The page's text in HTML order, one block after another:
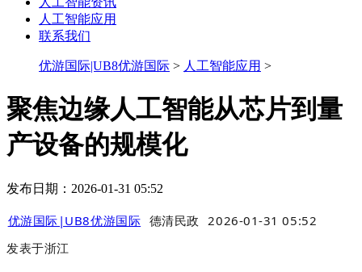
人工智能应用
联系我们
优游国际|UB8优游国际 > 人工智能应用 >
聚焦边缘人工智能从芯片到量
产设备的规模化
发布日期：2026-01-31 05:52
优游国际|UB8优游国际 德清民政
2026-01-31 05:52
发表于浙江